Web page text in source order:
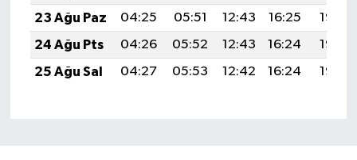
23 Ağu Paz
04:25 05:51 12:43 16:25
19:25
24 Ağu Pts
04:26 05:52 12:43 16:24
19:23
25 Ağu Sal
04:27 05:53 12:42 16:24 19:22